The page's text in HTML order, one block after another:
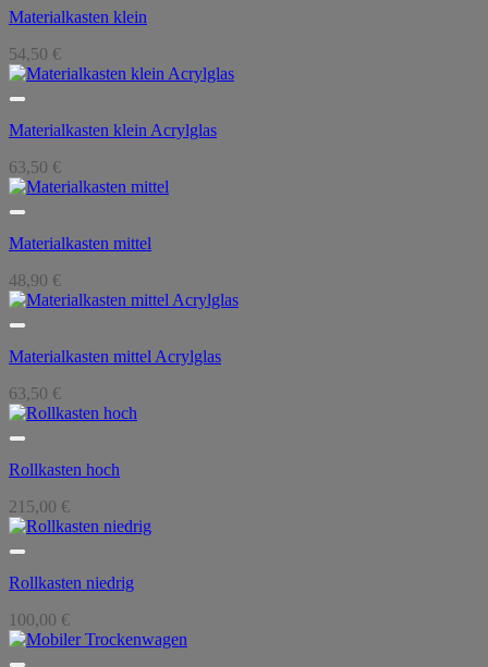
Materialkasten klein
54,50 €
Materialkasten klein Acrylglas
63,50 €
Materialkasten mittel
48,90 €
Materialkasten mittel Acrylglas
63,50 €
Rollkasten hoch
215,00 €
Rollkasten niedrig
100,00 €